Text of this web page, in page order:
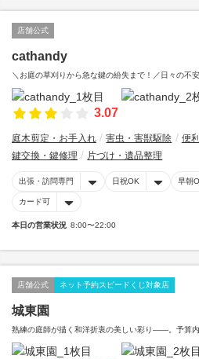
店舗公式
cathandy
＼お庭の草刈りから急な鍵の紛失まで！／日々の
3.07
庭木剪定・お手入れ 害虫・害獣駆除
便
鍵交換・鍵修理
片づけ・遺品整理
出張・訪問専門 日祝OK 早朝
カード可
本日の営業状況 8:00〜22:00
店舗公式 ネット予約スピードくじ対象店
城東園
熟練の庭師が描く和洋折衷の美しい彩り――。予算内